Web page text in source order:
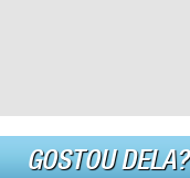
GOSTOU DELA?